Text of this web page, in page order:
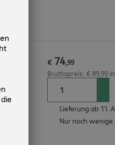
€ 74,99
Bruttopreis: € 89,99
Lieferung ab 11.
Nur noch